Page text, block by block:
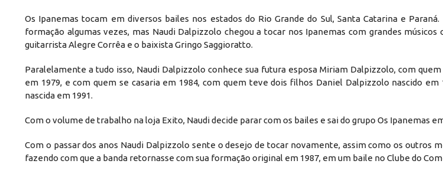
Os Ipanemas tocam em diversos bailes nos estados do Rio Grande do Sul, Santa Catarina e
formação algumas vezes, mas Naudi Dalpizzolo chegou a tocar nos Ipanemas com grandes
guitarrista Alegre Corrêa e o baixista Gringo Saggioratto.
Paralelamente a tudo isso, Naudi Dalpizzolo conhece sua futura esposa Miriam Dalpizzolo, com
em 1979, e com quem se casaria em 1984, com quem teve dois filhos Daniel Dalpizzolo nascido
nascida em 1991.
Com o volume de trabalho na loja Exito, Naudi decide parar com os bailes e sai do grupo Os Ipanemas
Com o passar dos anos Naudi Dalpizzolo sente o desejo de tocar novamente, assim como os outros
fazendo com que a banda retornasse com sua formação original em 1987, em um baile no Clube do